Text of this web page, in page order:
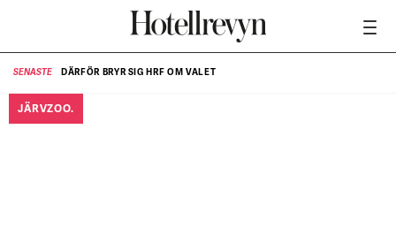
SENASTE DÄRFÖR BRYR SIG HRF OM VALET
JÄRVZOO.